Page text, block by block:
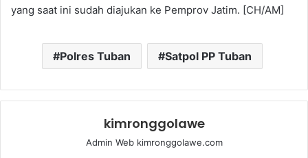
yang saat ini sudah diajukan ke Pemprov Jatim. [CH/AM]
Polres Tuban Satpol PP Tuban
kimronggolawe
Admin Web kimronggolawe.com